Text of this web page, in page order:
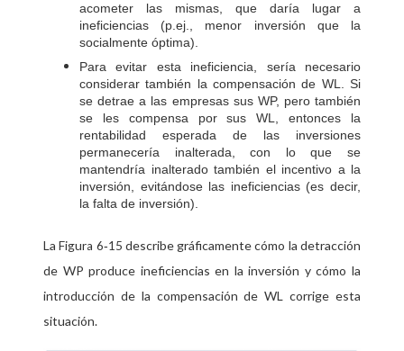
acometer las mismas, que daría lugar a
ineficiencias (p.ej., menor inversión que la
socialmente óptima).
Para evitar esta ineficiencia, sería necesario
considerar también la compensación de WL. Si
se detrae a las empresas sus WP, pero también
se les compensa por sus WL, entonces la
rentabilidad esperada de las inversiones
permanecería inalterada, con lo que se
mantendría inalterado también el incentivo a la
inversión, evitándose las ineficiencias (es decir,
la falta de inversión).
LaFigura 6‑15 describe gráficamente cómo la detracción
de WP produce ineficiencias en la inversión y cómo la
introducción de la compensación de WL corrige esta
situación.